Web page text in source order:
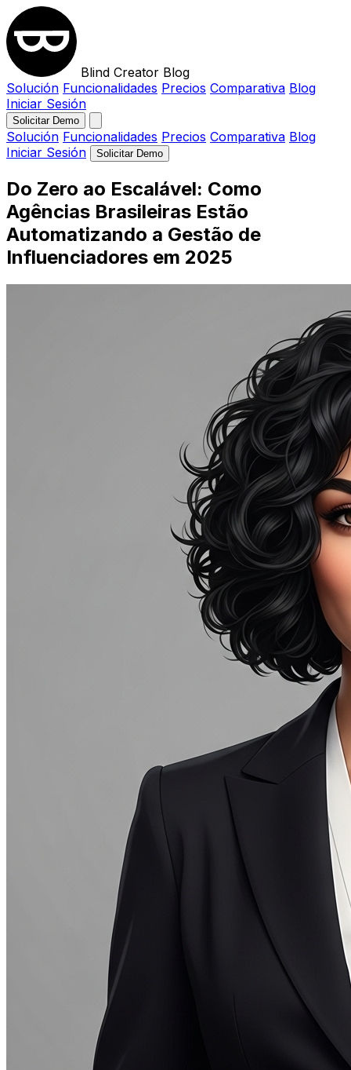
Blind Creator Blog
Solución Funcionalidades Precios Comparativa Blog
Iniciar Sesión
Solicitar Demo
Solución Funcionalidades Precios Comparativa Blog
Iniciar Sesión
Solicitar Demo
Do Zero ao Escalável: Como
Agências Brasileiras Estão
Automatizando a Gestão de
Influenciadores em 2025